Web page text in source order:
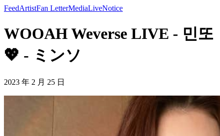
FeedArtistFan LetterMediaLiveNotice
WOOAH Weverse LIVE - 민또
💖 - ミンソ
2023 年 2 月 25 日